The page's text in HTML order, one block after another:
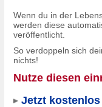
Wenn du in der
werden diese
veröffentlicht.
So verdoppeln sich
nichts!
Nutze diesen
Jetzt